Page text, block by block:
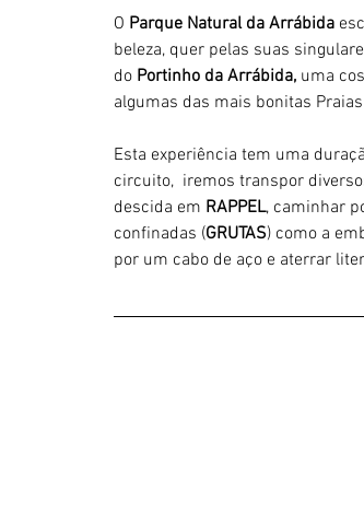
O Parque Natural da Arrábida
beleza, quer pelas suas
do Portinho da Arrábida, uma
algumas das mais bonitas
Esta experiência tem uma
circuito,  iremos transpor
descida em RAPPEL, caminhar
confinadas (GRUTAS) como a
por um cabo de aço e aterrar